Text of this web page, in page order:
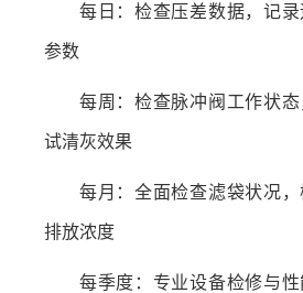
每日：检查压差数据，记录
参数
每周：检查脉冲阀工作状态
试清灰效果
每月：全面检查滤袋状况，
排放浓度
每季度：专业设备检修与性